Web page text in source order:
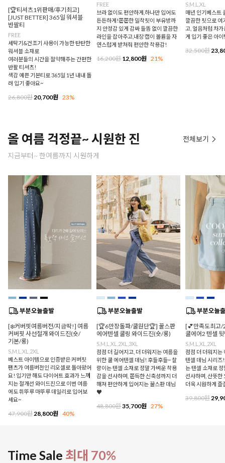
[🏆티셔츠1위판매/후기최고]
[JUST BETTER] 365일 워셔블
반팔티
FREE
세탁기&건조기 사용이 가능한 탄탄한
워셔블 소재로
여러분들의 시간을 절약해주는 간편한
반팔 티셔츠!
색감 예쁜 기본티로 365일 1년 내내 돌
려 입기 좋아요~
26,800원 20,700원 23%
FREE
브라 없이도 편안하게,하나만 입어도
든든하게!쫀쫀한 밀착핏이 부유방까
지 안정감 있게 감싸 들뜸 없이 깔끔한
라인을 잡아주고,내장 캡이 볼륨을 자
연스럽게 받쳐줘 편안한 착용감!
16,200원12,800원 21%
S,M,L,XL
매년 인기베스트
깔끔한 핏으로 여
고, 얼음처럼 차
게 입기 좋은 아이
32,500원
올 여름 걱정끝~ 시원한 진
지금부터~ 한여름까지 시원하게
전체보기
[❄️커버핏여름버전/지금딱!] 여름
커버핏 사선절개 와이드진(숏/
기본/롱)
S,M,L,XL,2XL
베스트 아이템으로 인증받은 커버핏
팬츠가 여름버전인 리오셀로 돌아왔어
요! 입기만 해도 다이어트 효과가 느껴
지는 절개선 와이드진으로 이번 여름
에도 휘뚜루 마뚜루 데일리로 입어보
세요~
47,900원 28,800원 40%
[🏆6만장돌파/쿨원단🏆] 꿀스판
에어텐셀 쿨링 와이드진(숏/롱)
S,M,L,XL,2XL,3XL
점점 더 길어지고, 더 더워지는 여름을
위한 쿨 에어텐셀 데님! 후들후들~ 찰
랑이는 텐셀 소재로 정말 가벼운 착용
감을 선사하며, 쫀득한 신축성까지 더
해져 편안하게 입어지는 꿀스판 데님
♥
48,800원35,700원 27%
[💕만족도최고/
쿨에어2 텐셀
S,M,L,XL,2XL
점점 더 더워지는
텐셀 데님 시리즈
는 텐셀 소재로
선사하며, 산뜻한
더욱 시원하게
39,800원
Time Sale 최대 70%